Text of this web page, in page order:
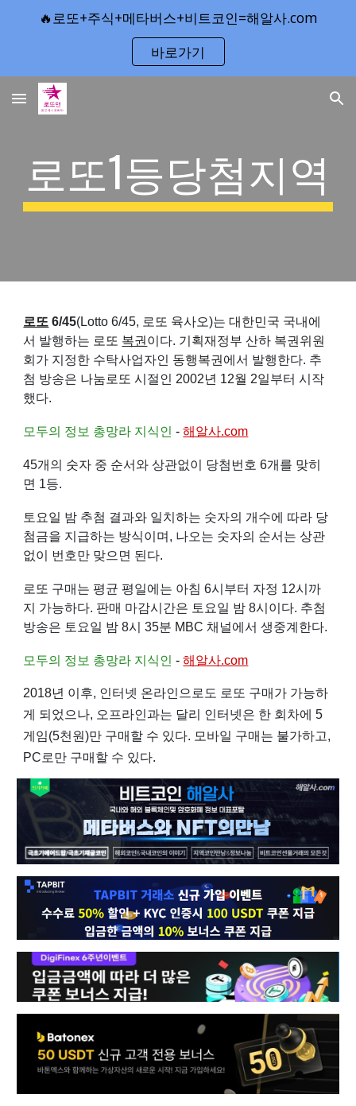
Skip to main content Skip to navigation
🔥로또+주식+메타버스+비트코인=해알사.com
바로가기
로또1등당첨지역
로또 6/45(Lotto 6/45, 로또 육사오)는대한민국 국내에
서 발행하는 로또 복권 이다. 기획재정부 산하 복권위원
회 가 지정한 수탁사업자인 동행복권 에서 발행한다. 추
첨 방송은 나눔로또 시절인 2002년 12월 2일부터 시작
했다.
모두의 정보 총망라 지식인 -해알사.com
45개의 숫자 중 순서와 상관없이 당첨번호 6개를 맞히
면 1등.
토요일 밤 추첨 결과와 일치하는 숫자의 개수에 따라 당
첨금을 지급하는 방식이며, 나오는 숫자의 순서는 상관
없이 번호만 맞으면 된다.
로또 구매는 평균 평일에는 아침 6시부터 자정 12시까
지 가능하다. 판매 마감시간은 토요일 밤 8시이다. 추첨
방송은 토요일 밤 8시 35분 MBC 채널에서 생중계한다.
모두의 정보 총망라 지식인 -해알사.com
2018년 이후, 인터넷 온라인으로도 로또 구매가 가능하
게 되었으나, 오프라인과는 달리 인터넷은 한 회차에 5
게임(5천원)만 구매할 수 있다. 모바일 구매는 불가하고,
PC로만 구매할 수 있다.